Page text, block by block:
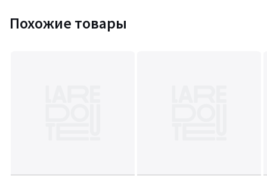
Похожие товары